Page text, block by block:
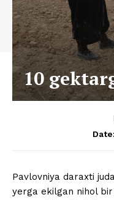
10
Date:
Pavlovniya daraxti
yerga ekilgan nihol bir